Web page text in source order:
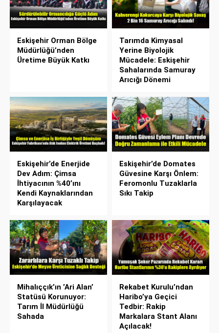
Eskişehir Orman Bölge
Müdürlüğü’nden
Üretime Büyük Katkı
Tarımda Kimyasal
Yerine Biyolojik
Mücadele: Eskişehir
Sahalarında Samuray
Arıcığı Dönemi
Eskişehir’de Enerjide
Dev Adım: Çimsa
İhtiyacının %40’ını
Kendi Kaynaklarından
Karşılayacak
Eskişehir’de Domates
Güvesine Karşı Önlem:
Feromonlu Tuzaklarla
Sıkı Takip
Mihalıççık’ın ’Ari Alan’
Statüsü Korunuyor:
Tarım İl Müdürlüğü
Sahada
Rekabet Kurulu’ndan
Haribo’ya Geçici
Tedbir: Rakip
Markalara Stant Alanı
Açılacak!